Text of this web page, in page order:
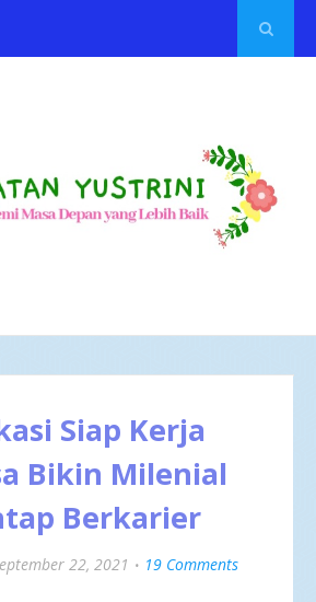
Siap Kerja
Bikin Milenial
Berkarier
22, 2021 19 Comments